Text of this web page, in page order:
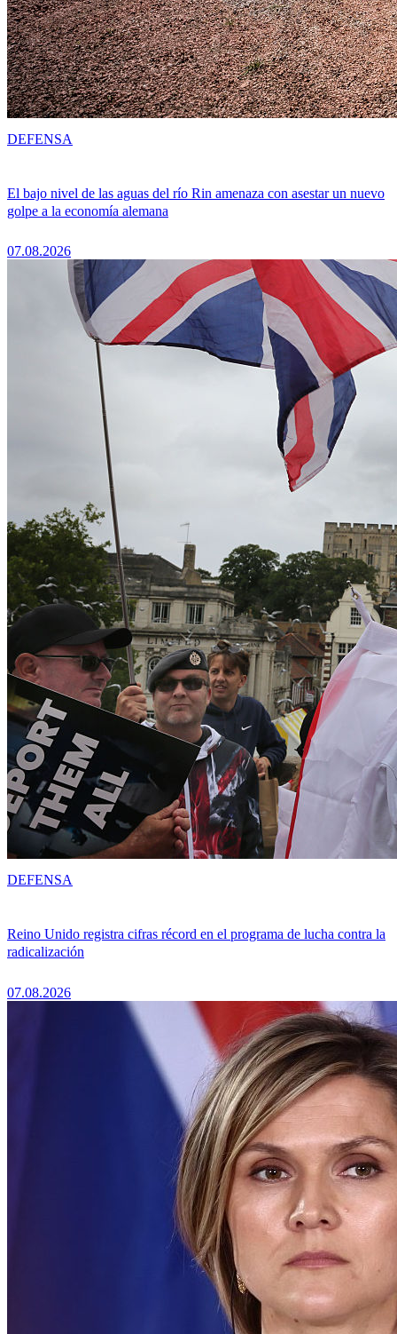
El bajo nivel de las aguas del río Rin amenaza con asestar un nuevo
golpe a la economía alemana
07.08.2026
DEFENSA
Reino Unido registra cifras récord en el programa de lucha contra la
radicalización
07.08.2026
DEFENSA